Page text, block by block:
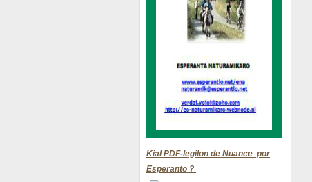
Kial PDF-legilon de Nuance por
Esperanto ?